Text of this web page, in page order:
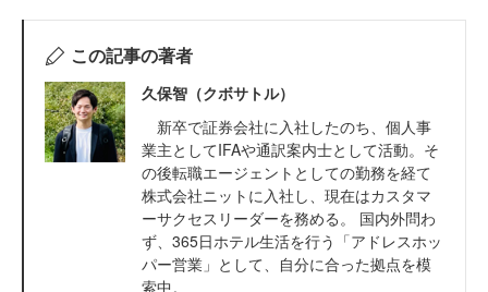
この記事の著者
久保智（クボサトル）
新卒で証券会社に入社したのち、個人事
業主としてIFAや通訳案内士として活動。そ
の後転職エージェントとしての勤務を経て
株式会社ニットに入社し、現在はカスタマ
ーサクセスリーダーを務める。 国内外問わ
ず、365日ホテル生活を行う「アドレスホッ
パー営業」として、自分に合った拠点を模
索中。